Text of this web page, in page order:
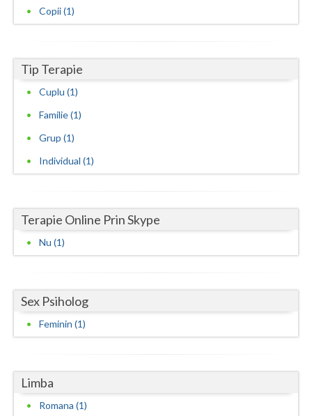
Neamt
Prahova
Satu-Mare
Sibiu
Teleorman
Timis
Valcea
Vaslui
Copii (1)
Tip Terapie
Cuplu (1)
Familie (1)
Grup (1)
Individual (1)
Terapie Online Prin Skype
Nu (1)
Sex Psiholog
Feminin (1)
Limba
Romana (1)